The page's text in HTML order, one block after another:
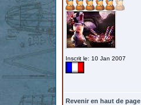
Inscrit le: 10 Jan 2007
Revenir en haut de page